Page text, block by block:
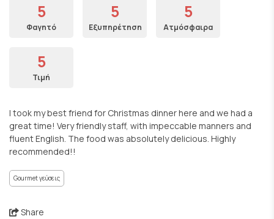
5
Φαγητό
5
Εξυπηρέτηση
5
Ατμόσφαιρα
5
Τιμή
I took my best friend for Christmas dinner here and we had a
great time! Very friendly staff, with impeccable manners and
fluent English. The food was absolutely delicious. Highly
recommended!!
Gourmet γεύσεις
Share